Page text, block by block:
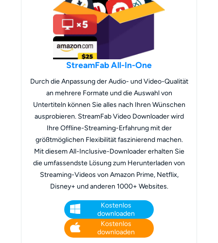
StreamFab All-In-One
Durch die Anpassung der Audio- und Video-Qualität
an mehrere Formate und die Auswahl von
Untertiteln können Sie alles nach Ihren Wünschen
ausprobieren. StreamFab Video Downloader wird
Ihre Offline-Streaming-Erfahrung mit der
größtmöglichen Flexibilität faszinierend machen.
Mit diesem All-Inclusive-Downloader erhalten Sie
die umfassendste Lösung zum Herunterladen von
Streaming-Videos von Amazon Prime, Netflix,
Disney+ und anderen 1000+ Websites.
Kostenlos
downloaden
Kostenlos
downloaden